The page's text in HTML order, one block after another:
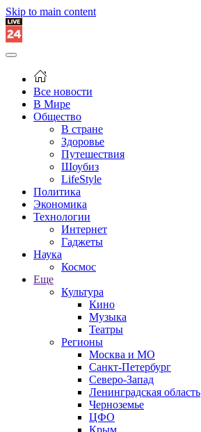
Skip to main content
Все новости
В Мире
Общество
В стране
Здоровье
Путешествия
Шоубиз
LifeStyle
Политика
Экономика
Технологии
Интернет
Гаджеты
Наука
Космос
Еще
Культура
Кино
Музыка
Театры
Регионы
Москва и МО
Санкт-Петербург
Северо-Запад
Ленинградская область
Черноземье
ЦФО
Крым